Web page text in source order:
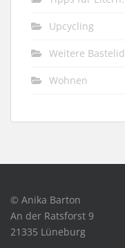
Upcycling
Weitere
Wohnen
© Anika Barton
An der Ratsforst 9
21335 Lüneburg